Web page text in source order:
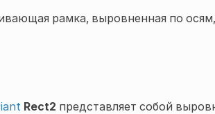
рамка, выровненная по
Rect2 представляет собой